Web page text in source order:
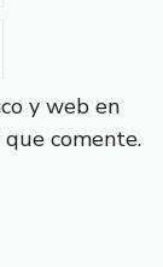
y web en
comente.